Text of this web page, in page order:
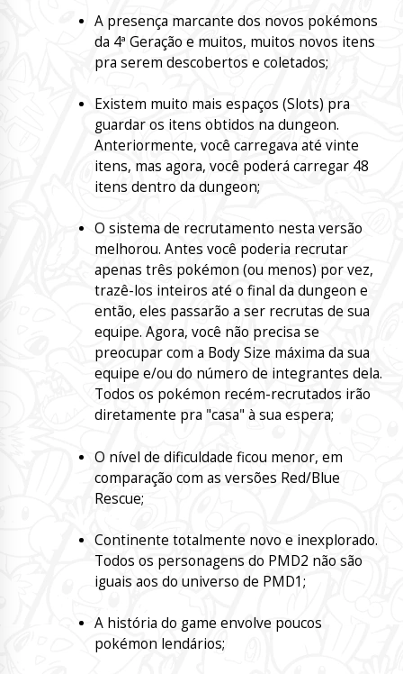
A presença marcante dos novos pokémons
da 4ª Geração e muitos, muitos novos itens
pra serem descobertos e coletados;
Existem muito mais espaços (Slots) pra
guardar os itens obtidos na dungeon.
Anteriormente, você carregava até vinte
itens, mas agora, você poderá carregar 48
itens dentro da dungeon;
O sistema de recrutamento nesta versão
melhorou. Antes você poderia recrutar
apenas três pokémon (ou menos) por vez,
trazê-los inteiros até o final da dungeon e
então, eles passarão a ser recrutas de sua
equipe. Agora, você não precisa se
preocupar com a Body Size máxima da sua
equipe e/ou do número de integrantes dela.
Todos os pokémon recém-recrutados irão
diretamente pra "casa" à sua espera;
O nível de dificuldade ficou menor, em
comparação com as versões Red/Blue
Rescue;
Continente totalmente novo e inexplorado.
Todos os personagens do PMD2 não são
iguais aos do universo de PMD1;
A história do game envolve poucos
pokémon lendários;